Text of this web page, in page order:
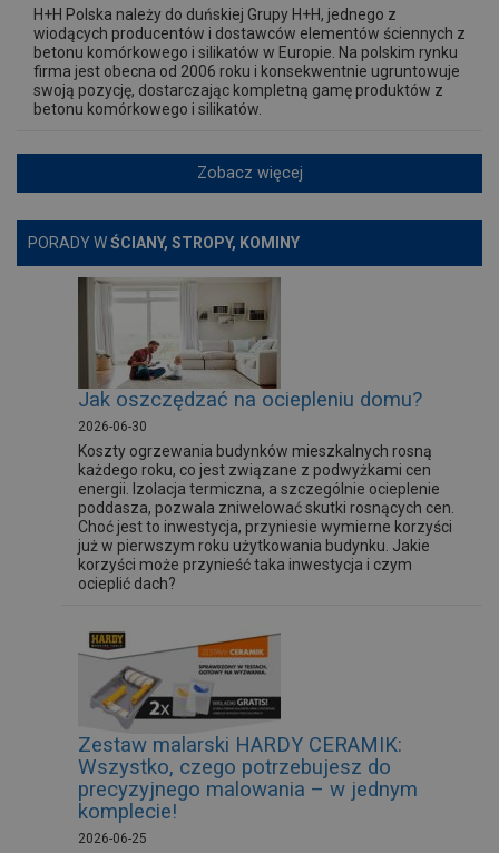
H+H Polska należy do duńskiej Grupy H+H, jednego z
wiodących producentów i dostawców elementów ściennych z
betonu komórkowego i silikatów w Europie. Na polskim rynku
firma jest obecna od 2006 roku i konsekwentnie ugruntowuje
swoją pozycję, dostarczając kompletną gamę produktów z
betonu komórkowego i silikatów.
Zobacz więcej
PORADY WŚCIANY, STROPY, KOMINY
Jak oszczędzać na ociepleniu domu?
2026-06-30
Koszty ogrzewania budynków mieszkalnych rosną
każdego roku, co jest związane z podwyżkami cen
energii. Izolacja termiczna, a szczególnie ocieplenie
poddasza, pozwala zniwelować skutki rosnących cen.
Choć jest to inwestycja, przyniesie wymierne korzyści
już w pierwszym roku użytkowania budynku. Jakie
korzyści może przynieść taka inwestycja i czym
ocieplić dach?
Zestaw malarski HARDY CERAMIK:
Wszystko, czego potrzebujesz do
precyzyjnego malowania – w jednym
komplecie!
2026-06-25